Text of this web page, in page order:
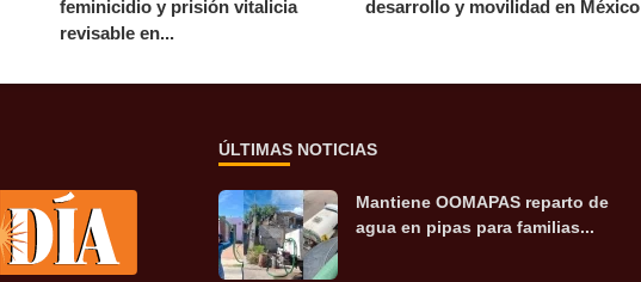
feminicidio y prisión vitalicia
revisable en...
desarrollo y movilidad en México
ÚLTIMAS NOTICIAS
Mantiene OOMAPAS reparto de
agua en pipas para familias...